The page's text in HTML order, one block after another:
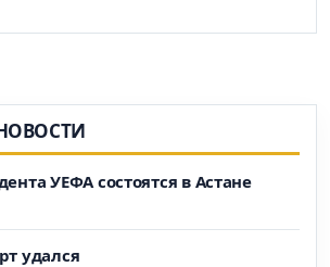
УЕФА состоятся в Астане
удался